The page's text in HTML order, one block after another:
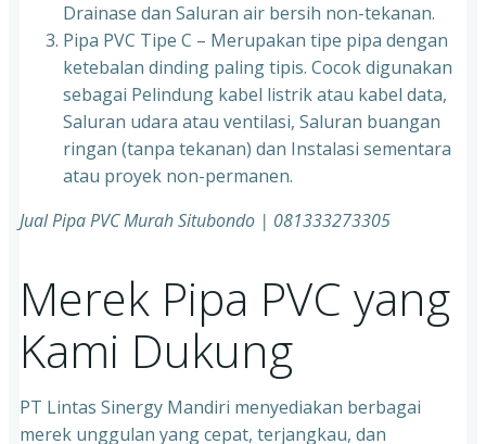
Drainase dan Saluran air bersih non-tekanan.
Pipa PVC Tipe C – Merupakan tipe pipa dengan
ketebalan dinding paling tipis. Cocok digunakan
sebagai Pelindung kabel listrik atau kabel data,
Saluran udara atau ventilasi, Saluran buangan
ringan (tanpa tekanan) dan Instalasi sementara
atau proyek non-permanen.
Jual Pipa PVC Murah Situbondo | 081333273305
Merek Pipa PVC yang
Kami Dukung
PT Lintas Sinergy Mandiri menyediakan berbagai
merek unggulan yang cepat, terjangkau, dan